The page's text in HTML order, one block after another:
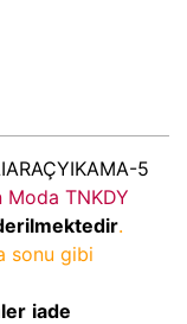
5
Moda TNKDY
.
sonu gibi
iade